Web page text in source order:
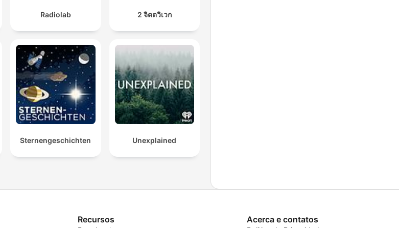
Radiolab 2 จิตตวิเวก
Sternengeschichten Unexplained
Recursos Acerca e contatos